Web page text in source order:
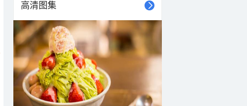
南风 南风 南风 西南风 西南风
30°C 29°C 28°C
高清图集